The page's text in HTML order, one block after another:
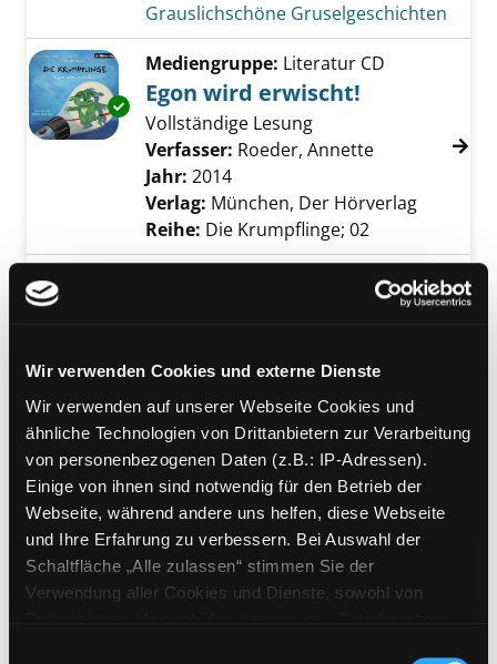
Wir verwenden Cookies und externe Dienste
Wir verwenden auf unserer Webseite Cookies und
ähnliche Technologien von Drittanbietern zur Verarbeitung
von personenbezogenen Daten (z.B.: IP-Adressen).
Einige von ihnen sind notwendig für den Betrieb der
Webseite, während andere uns helfen, diese Webseite
und Ihre Erfahrung zu verbessern. Bei Auswahl der
Schaltfläche „Alle zulassen“ stimmen Sie der
Verwendung aller Cookies und Dienste, sowohl von
Grauslichschöne Gruselgeschichten
Exemplar-Details von Egon wird erwischt!
Mediengruppe: Literatur CD
Egon wird erwischt!
Vollständige Lesung
Verfasser: Roeder, Annette Suche nach
Jahr: 2014
Verlag: München, Der Hörverlag
Reihe: Die Krumpflinge; 02
Exemplar-Details von Das Müffelmonster
Kinderbuch
Das Müffelmonster Brüllala
Jahr:2015
Exemplar-Details von Glucksi zieht nach
Mediengruppe:Literatur CD
Glucksi zieht nach
Monsterstadt
Lesung
Verfasser:Brändle, Bine Suche nach
Jahr:2013